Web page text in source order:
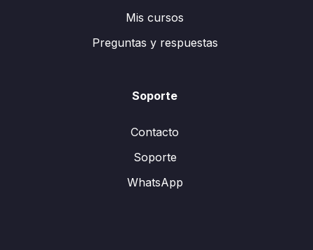
Mis cursos
Preguntas y respuestas
Soporte
Contacto
Soporte
WhatsApp